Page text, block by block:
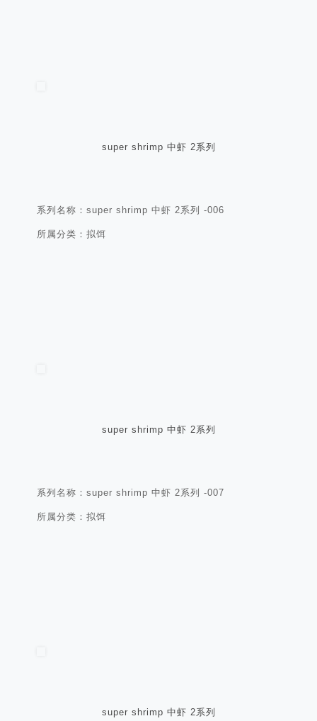
super shrimp 中虾 2系列
系列名称：super shrimp 中虾 2系列 -006
所属分类：拟饵
super shrimp 中虾 2系列
系列名称：super shrimp 中虾 2系列 -007
所属分类：拟饵
super shrimp 中虾 2系列